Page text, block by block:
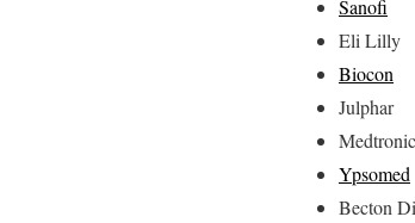
Sanofi
Eli Lilly
Biocon
Julphar
Medtronic
Ypsomed
Becton